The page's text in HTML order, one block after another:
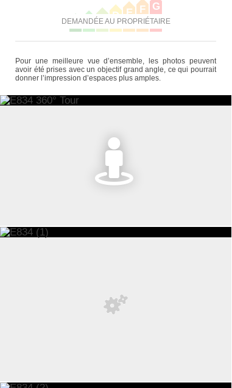
A B C D E F G
DEMANDÉE AU PROPRIÉTAIRE
Pour une meilleure vue d’ensemble, les photos peuvent
avoir été prises avec un objectif grand angle, ce qui pourrait
donner l’impression d’espaces plus amples.